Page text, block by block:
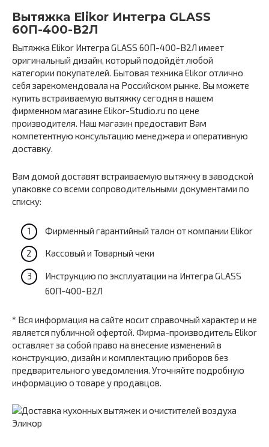
Вытяжка Elikor Интегра GLASS
60П-400-В2Л
Вытяжка Elikor Интегра GLASS 60П-400-В2Л имеет
оригинальный дизайн, который подойдёт любой
категории покупателей. Бытовая техника Elikor отлично
себя зарекомендовала на Российском рынке. Вы можете
купить встраиваемую вытяжку сегодня в нашем
фирменном магазине Elikor-Studio.ru по цене
производителя. Наш магазин предоставит Вам
компетентную консультацию менеджера и оперативную
доставку.
Вам домой доставят встраиваемую вытяжку в заводской
упаковке со всеми сопроводительными документами по
списку:
Фирменный гарантийный талон от компании Elikor
Кассовый и Товарный чеки
Инструкцию по эксплуатации на Интегра GLASS
60П-400-В2Л
* Вся информация на сайте носит справочный характер и не
является публичной офертой. Фирма-производитель Elikor
оставляет за собой право на внесение изменений в
конструкцию, дизайн и комплектацию приборов без
предварительного уведомления. Уточняйте подробную
информацию о товаре у продавцов.